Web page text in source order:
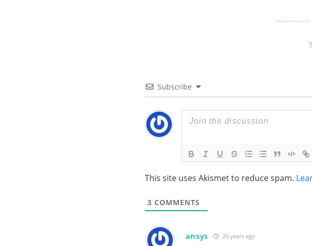
Subscribe
This site uses Akismet to reduce spam.
3 COMMENTS
ansys 20 years ago